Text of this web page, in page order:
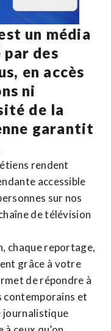
un média
des
en accès
ni
de la
garantit
rendent
accessible
sur nos
de télévision
chaque reportage,
grâce à votre
de répondre à
contemporains et
journalistique